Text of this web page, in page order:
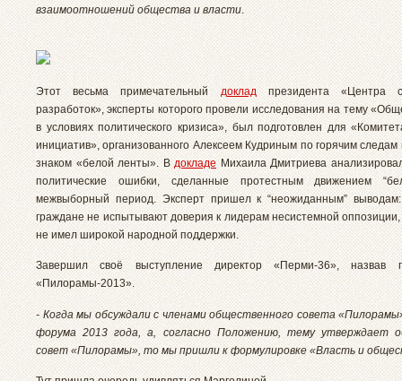
взаимоотношений общества и власти.
Этот весьма примечательный докладпрезидента «Центра
разработок», эксперты которого провели исследования на тему
в условиях политического кризиса», был подготовлен для
инициатив», организованного Алексеем Кудриным по горячим следам
знаком «белой ленты». В докладе Михаила Дмитриева
политические ошибки, сделанные протестным движением
межвыборный период. Эксперт пришел к “неожиданным” выводам:
граждане не испытывают доверия к лидерам несистемной
не имел широкой народной поддержки.
Завершил своё выступление директор «Перми-36», назвав
«Пилорамы-2013».
- Когда мы обсуждали с членами общественного совета
форума 2013 года, а, согласно Положению, тему утверждает
совет «Пилорамы», то мы пришли к формулировке «Власть и